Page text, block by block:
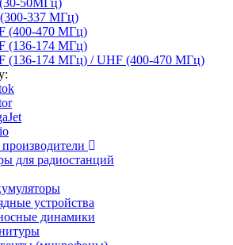
337 МГц)
(400-470 МГц)
(136-174 МГц)
(136-174 МГц) / UHF (400-470 МГц)
для радиостанций
устройства
динамики